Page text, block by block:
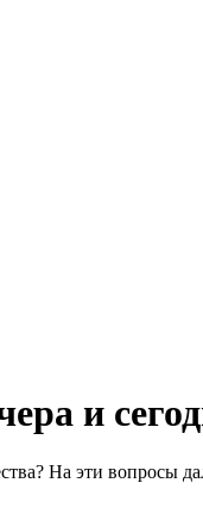
и
На эти вопросы